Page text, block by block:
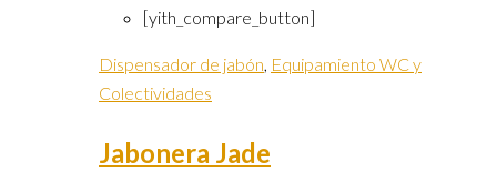
[yith_compare_button]
Dispensador de jabón Equipamiento WC y
Colectividades
Jabonera Jade